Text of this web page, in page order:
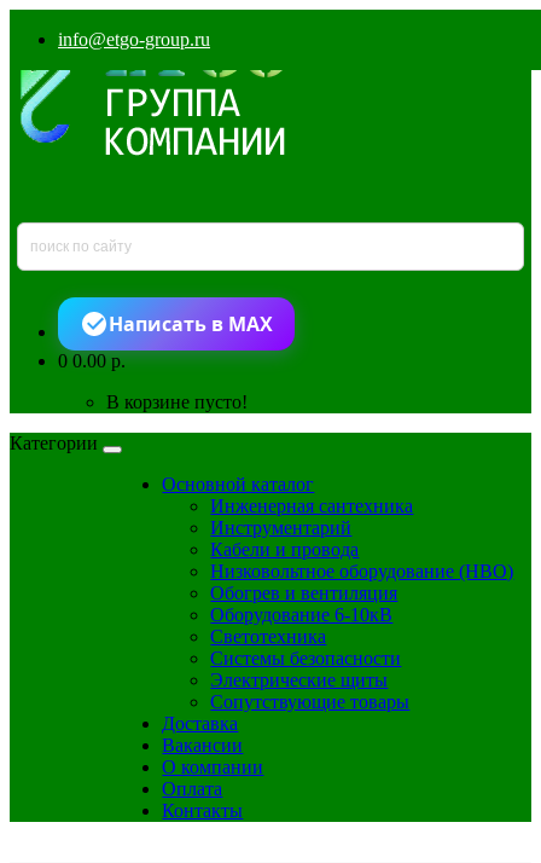
info@etgo-group.ru
Написать в MAX
00.00 р.
В корзине пусто!
Категории
Основной каталог
Инженерная сантехника
Инструментарий
Кабели и провода
Низковольтное оборудование (НВО)
Обогрев и вентиляция
Оборудование 6-10кВ
Светотехника
Системы безопасности
Электрические щиты
Сопутствующие товары
Доставка
Вакансии
О компании
Оплата
Контакты